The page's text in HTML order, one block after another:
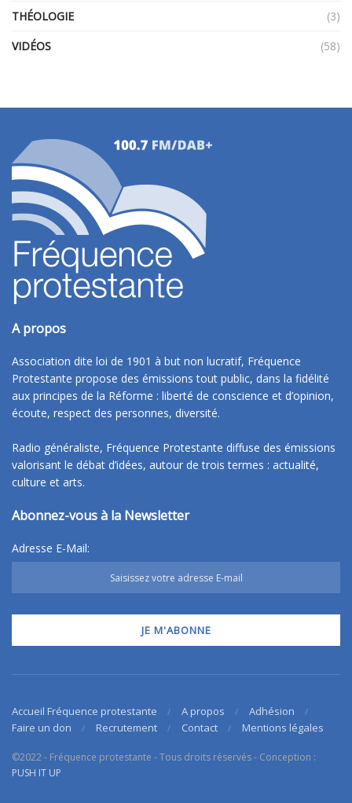
THÉOLOGIE
(3)
VIDÉOS
(58)
A propos
Association dite loi de 1901 à but non lucratif, Fréquence
Protestante propose des émissions tout public, dans la fidélité
aux principes de la Réforme : liberté de conscience et d’opinion,
écoute, respect des personnes, diversité.
Radio généraliste, Fréquence Protestante diffuse des émissions
valorisant le débat d’idées, autour de trois termes : actualité,
culture et arts.
Abonnez-vous à la Newsletter
Adresse E-Mail:
Accueil Fréquence protestante A propos
Adhésion
Faire un don
Recrutement Contact Mentions légales
©2022 - Fréquence protestante - Tous droits réservés - Conception :
PUSH IT UP